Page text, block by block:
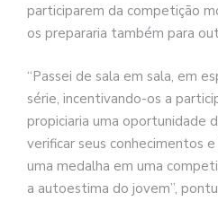
participarem da competição
os prepararia também para
“Passei de sala em sala, em
série, incentivando-os a
propiciaria uma oportunidade
verificar seus conhecimentos
uma medalha em uma
a autoestima do jovem”,